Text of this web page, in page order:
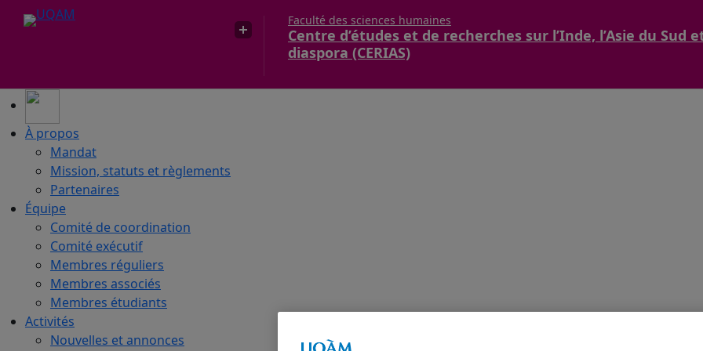
Faculté des sciences humaines
Centre d’études et de recherches sur l’Inde, l’Asie du Sud
diaspora (CERIAS)
À propos
Mandat
Mission, statuts et règlements
Partenaires
Équipe
Comité de coordination
Comité exécutif
Membres réguliers
Membres associés
Membres étudiants
Activités
Nouvelles et annonces